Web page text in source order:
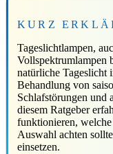
KURZ
Tageslichtlampen,
Vollspektrumlampen
natürliche Tageslicht
Behandlung von
Schlafstörungen und
diesem Ratgeber
funktionieren,
Auswahl achten
einsetzen.